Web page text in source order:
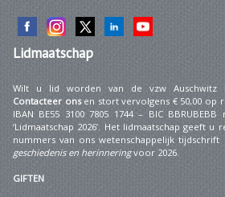
Lidmaatschap
Wilt u lid worden van de vzw Auschwitz
Contacteer onsen stort vervolgens € 50,00 op
IBAN BE55 3100 7805 1744 – BIC
‘Lidmaatschap 2026’. Het lidmaatschap geeft
nummers van ons wetenschappelijk tijdschrift
geschiedenis en herinneringvoor 2026.
GIFTEN